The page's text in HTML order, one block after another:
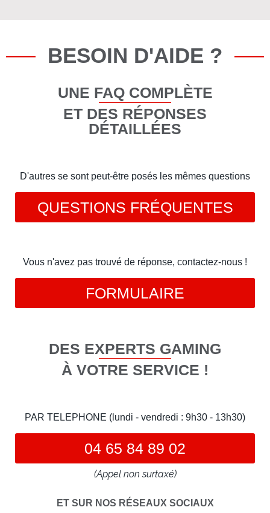
BESOIN D'AIDE ?
UNE FAQ COMPLÈTE
ET DES RÉPONSES
DÉTAILLÉES
D'autres se sont peut-être posés les mêmes questions
QUESTIONS FRÉQUENTES
Vous n'avez pas trouvé de réponse, contactez-nous !
FORMULAIRE
DES EXPERTS GAMING
À VOTRE SERVICE !
PAR TELEPHONE (lundi - vendredi : 9h30 - 13h30)
04 65 84 89 02
(Appel non surtaxé)
ET SUR NOS RÉSEAUX SOCIAUX